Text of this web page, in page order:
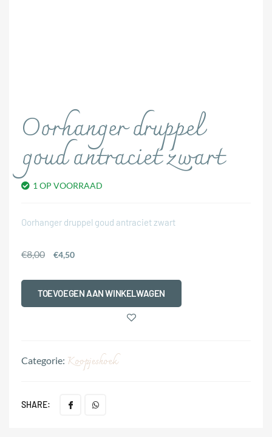
Oorhanger druppel
goud antraciet zwart
1 OP VOORRAAD
Oorhanger druppel goud antraciet zwart
€8,00 €4,50
TOEVOEGEN AAN WINKELWAGEN
Categorie: Koopjeshoek
SHARE: